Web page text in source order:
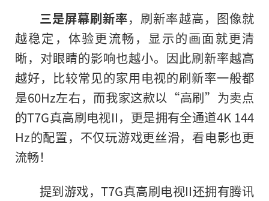
三是屏幕刷新率，刷新率越高，图像就
越稳定，体验更流畅，显示的画面就更清
晰，对眼睛的影响也越小。因此刷新率越高
越好，比较常见的家用电视的刷新率一般都
是60Hz左右，而我家这款以“高刷”为卖点
的T7G真高刷电视II，更是拥有全通道4K 144
Hz的配置，不仅玩游戏更丝滑，看电影也更
流畅！
提到游戏，T7G真高刷电视II还拥有腾讯